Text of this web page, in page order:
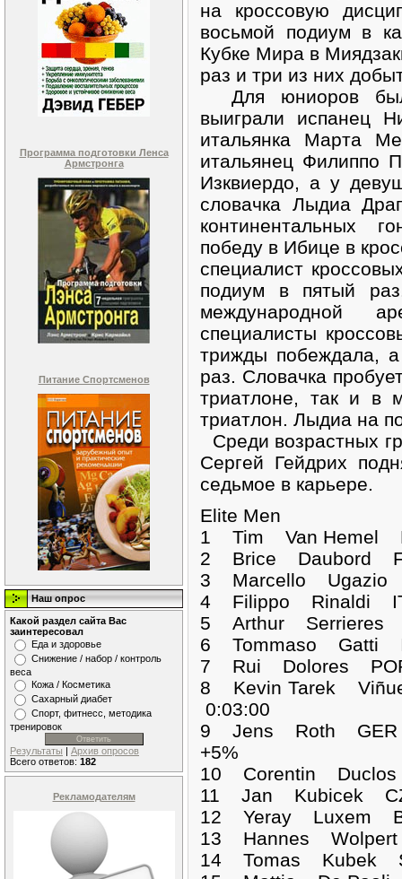
Программа подготовки Ленса
Армстронга
Питание Спортсменов
Наш опрос
Какой раздел сайта Вас
заинтересовал
Еда и здоровье
Снижение / набор / контроль
веса
Кожа / Косметика
Сахарный диабет
Спорт, фитнесс, методика
тренировок
Результаты | Архив опросов
Всего ответов: 182
Рекламодателям
на кроссовую
восьмой подиум в
Кубке Мира в
раз и три из них
Для юниоров был
выиграли испанец
итальянка Марта
итальянец Филиппо
Изквиердо, а у
словачка Лыдиа
континентальных
победу в Ибице в
специалист
подиум в пятый
международной
специалисты
трижды побеждала,
раз. Словачка
триатлоне, так и в
триатлон. Лыдиа на
Среди возрастных
Сергей Гейдрих
седьмое в карьере.
Elite Men
1 Tim Van
2 Brice Daubord
3 Marcello Ugazio
4 Filippo Rinaldi
5 Arthur Serrieres
6 Tommaso Gatti
7 Rui Dolores
8 Kevin Tarek
0:03:00
9 Jens Roth GER
+5%
10 Corentin
11 Jan Kubicek
12 Yeray Luxem
13 Hannes
14 Tomas Kubek